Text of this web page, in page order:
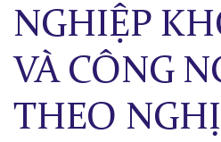
NGHIỆP
VÀ CÔNG
THEO